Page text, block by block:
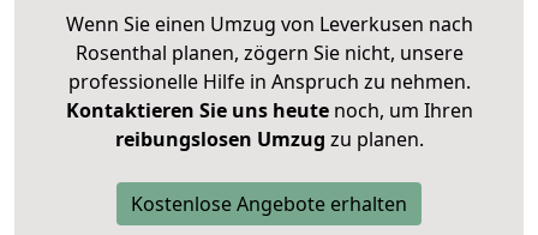
Wenn Sie einen Umzug von Leverkusen nach
Rosenthal planen, zögern Sie nicht, unsere
professionelle Hilfe in Anspruch zu nehmen.
Kontaktieren Sie uns heutenoch, um Ihren
reibungslosen Umzug zu planen.
Kostenlose Angebote erhalten